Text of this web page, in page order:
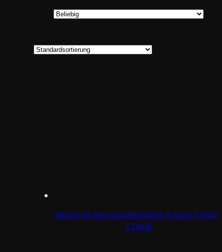
Motorrad Kennzeichenhalter in Karo Carbon
2 Optik